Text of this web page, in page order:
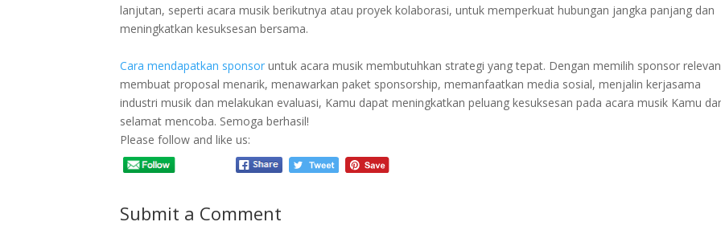
lanjutan, seperti acara musik berikutnya atau proyek kolaborasi, untuk memperkuat hubungan jangka panjang dan
meningkatkan kesuksesan bersama.
Cara mendapatkan sponsor untuk acara musik membutuhkan strategi yang tepat. Dengan memilih sponsor
membuat proposal menarik, menawarkan paket sponsorship, memanfaatkan media sosial, menjalin kerjasama
industri musik dan melakukan evaluasi, Kamu dapat meningkatkan peluang kesuksesan pada acara musik Kamu
selamat mencoba. Semoga berhasil!
Please follow and like us:
Submit a Comment